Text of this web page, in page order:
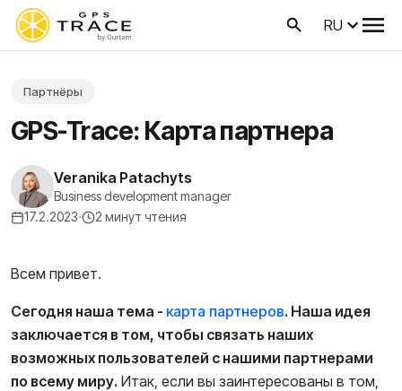
RU
Партнёры
GPS-Trace: Карта партнера
Veranika Patachyts
Business development manager
17.2.2023· 2 минут чтения
Всем привет.
Сегодня наша тема - карта партнеров. Наша идея
заключается в том, чтобы связать наших
возможных пользователей с нашими партнерами
по всему миру. Итак, если вы заинтересованы в том,